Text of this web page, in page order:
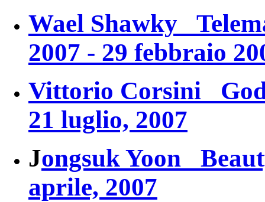
Wael Shawky
2007 - 29 febbraio
Vittorio Corsini
21 luglio, 2007
Jongsuk Yoon
aprile, 2007